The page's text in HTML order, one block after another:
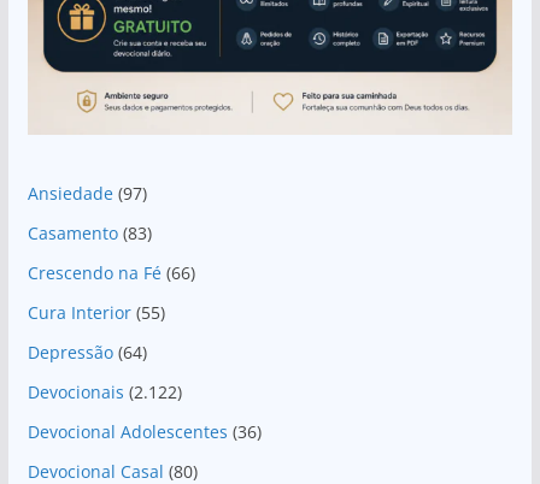
Ansiedade(97)
Casamento(83)
Crescendo na Fé(66)
Cura Interior(55)
Depressão(64)
Devocionais (2.122)
Devocional Adolescentes (36)
Devocional Casal (80)